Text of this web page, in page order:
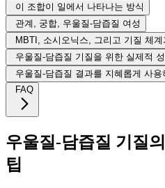
이 조합이 일에서 나타나는 방식
관계, 궁합, 우울질-담즙질 여성
MBTI, 소시오닉스, 그리고 기질 체
우울질-담즙질 기질을 위한 실제적
우울질-담즙질 결과를 지혜롭게 사용
FAQ
우울질-담즙질 기질
팁